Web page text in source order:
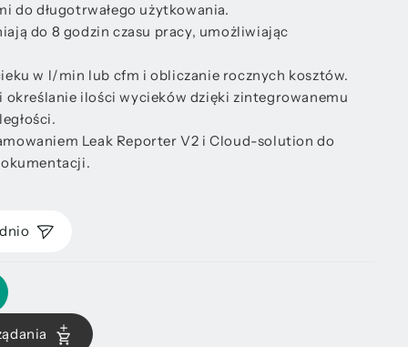
do długotrwałego użytkowania.
do 8 godzin czasu pracy, umożliwiając
w l/min lub cfm i obliczanie rocznych kosztów.
określanie ilości wycieków dzięki zintegrowanemu
Leak Reporter V2 i Cloud-solution do